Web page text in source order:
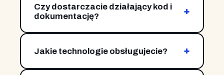
architektury, instrukcją uruchomienia i testami.
Czy dostarczacie działający kod i
dokumentację?
+
testami.
Jakie technologie obsługujecie? +